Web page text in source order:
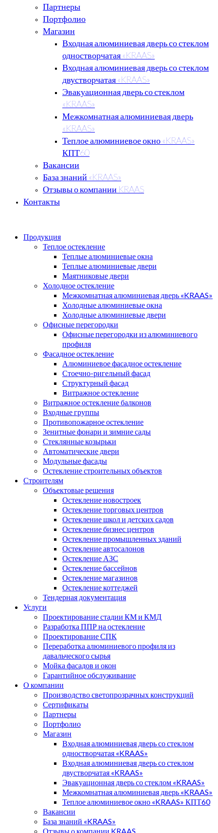
Партнеры
Портфолио
Магазин
Входная алюминиевая дверь со стеклом
одностворчатая «KRAAS»
Входная алюминиевая дверь со стеклом
двустворчатая «KRAAS»
Эвакуационная дверь со стеклом
«KRAAS»
Межкомнатная алюминиевая дверь
«KRAAS»
Теплое алюминиевое окно «KRAAS»
КПТ60
Вакансии
База знаний «KRAAS»
Отзывы о компании KRAAS
Контакты
Продукция
Теплое остекление
Теплые алюминиевые окна
Теплые алюминиевые двери
Маятниковые двери
Холодное остекление
Межкомнатная алюминиевая дверь «KRAAS»
Холодные алюминиевые окна
Холодные алюминиевые двери
Офисные перегородки
Офисные перегородки из алюминиевого
профиля
Фасадное остекление
Алюминиевое фасадное остекление
Стоечно-ригельный фасад
Структурный фасад
Витражное остекление
Витражное остекление балконов
Входные группы
Противопожарное остекление
Зенитные фонари и зимние сады
Стеклянные козырьки
Автоматические двери
Модульные фасады
Остекление строительных объектов
Строителям
Объектовые решения
Остекление новостроек
Остекление торговых центров
Остекление школ и детских садов
Остекление бизнес центров
Остекление промышленных зданий
Остекление автосалонов
Остекление АЗС
Остекление бассейнов
Остекление магазинов
Остекление коттеджей
Тендерная документация
Услуги
Проектирование стадии КМ и КМД
Разработка ППР на остекление
Проектирование СПК
Переработка алюминиевого профиля из
давальческого сырья
Мойка фасадов и окон
Гарантийное обслуживание
О компании
Производство светопрозрачных конструкций
Сертификаты
Партнеры
Портфолио
Магазин
Входная алюминиевая дверь со стеклом
одностворчатая «KRAAS»
Входная алюминиевая дверь со стеклом
двустворчатая «KRAAS»
Эвакуационная дверь со стеклом «KRAAS»
Межкомнатная алюминиевая дверь «KRAAS»
Теплое алюминиевое окно «KRAAS» КПТ60
Вакансии
База знаний «KRAAS»
Отзывы о компании KRAAS